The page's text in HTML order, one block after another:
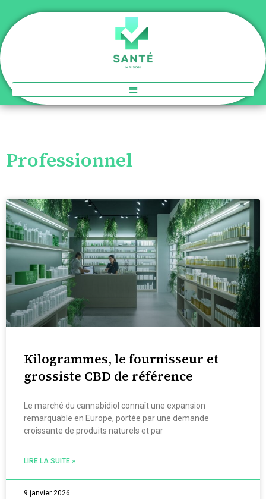
Professionnel
Kilogrammes, le fournisseur et
grossiste CBD de référence
Le marché du cannabidiol connaît une expansion
remarquable en Europe, portée par une demande
croissante de produits naturels et par
LIRE LA SUITE »
9 janvier 2026